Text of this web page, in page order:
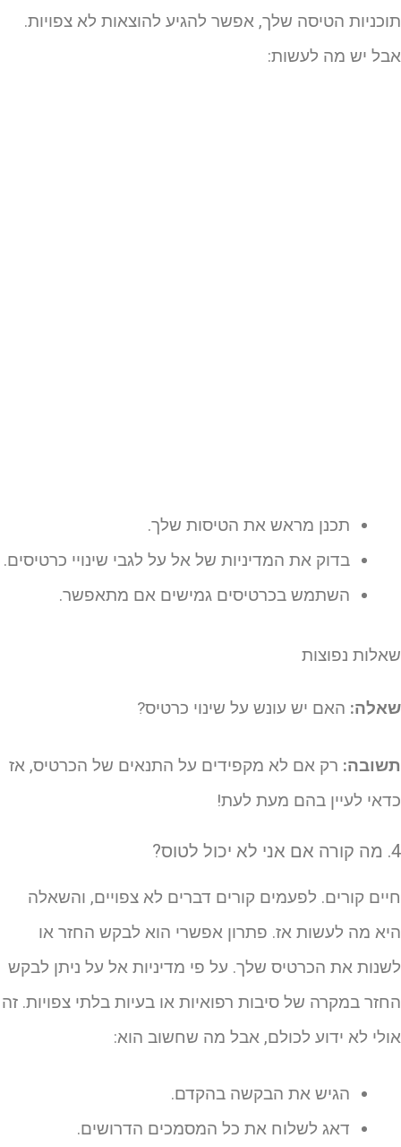
הטיסה שלך, אפשר להגיע להוצאות לא צפויות.
יש מה לעשות:
תכנן מראש את הטיסות שלך.
בדוק את המדיניות של אל על לגבי שינויי כרטיסים.
השתמש בכרטיסים גמישים אם מתאפשר.
נפוצות
האם יש עונש על שינוי כרטיס?
רק אם לא מקפידים על התנאים של הכרטיס, אז
לעיין בהם מעת לעת!
לטוס?
קורים. לפעמים קורים דברים לא צפויים, והשאלה
מה לעשות אז. פתרון אפשרי הוא לבקש החזר או
את הכרטיס שלך. על פי מדיניות אל על ניתן לבקש
במקרה של סיבות רפואיות או בעיות בלתי צפויות. זה
לא ידוע לכולם, אבל מה שחשוב הוא:
הגיש את הבקשה בהקדם.
דאג לשלוח את כל המסמכים הדרושים.